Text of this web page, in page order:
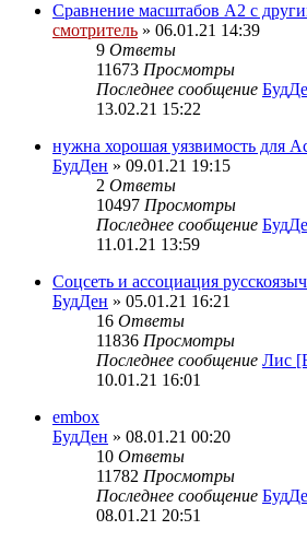
Сравнение масштабов A2 с
смотритель » 06.01.21 14:39
9 Ответы
11673 Просмотры
Последнее сообщение
13.02.21 15:22
нужна хорошая уязвимость для
БудДен » 09.01.21 19:15
2 Ответы
10497 Просмотры
Последнее сообщение
11.01.21 13:59
Соцсеть и ассоциация
БудДен » 05.01.21 16:21
16 Ответы
11836 Просмотры
Последнее сообщение Лис
10.01.21 16:01
embox
БудДен » 08.01.21 00:20
10 Ответы
11782 Просмотры
Последнее сообщение
08.01.21 20:51